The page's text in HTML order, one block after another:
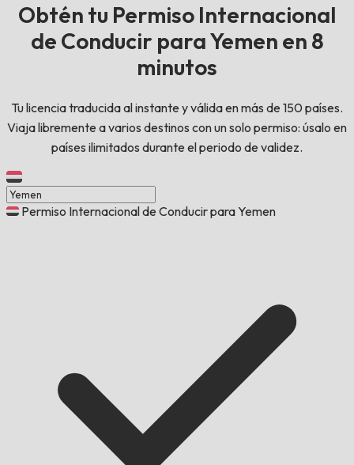
Obtén tu Permiso Internacional
de Conducir para Yemen en 8
minutos
Tu licencia traducida al instante y válida en más de 150 países.
Viaja libremente a varios destinos con un solo permiso: úsalo en
países ilimitados durante el periodo de validez.
Permiso Internacional de Conducir para Yemen